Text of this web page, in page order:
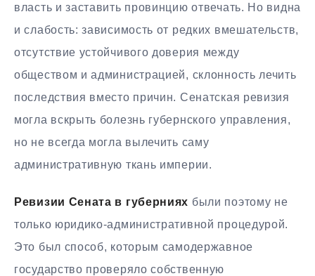
власть и заставить провинцию отвечать. Но видна
и слабость: зависимость от редких вмешательств,
отсутствие устойчивого доверия между
обществом и администрацией, склонность лечить
последствия вместо причин. Сенатская ревизия
могла вскрыть болезнь губернского управления,
но не всегда могла вылечить саму
административную ткань империи.
Ревизии Сената в губерниях были поэтому не
только юридико-административной процедурой.
Это был способ, которым самодержавное
государство проверяло собственную